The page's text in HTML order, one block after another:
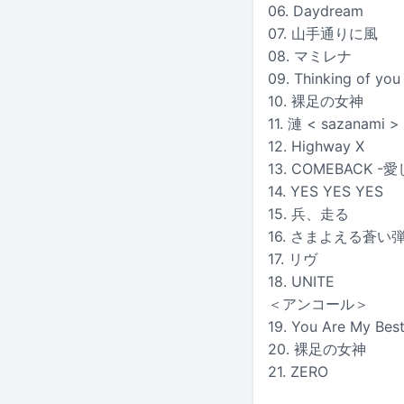
06. Daydream
07. 山手通りに風
08. マミレナ
09. Thinking of you
10. 裸足の女神
11. 漣 < sazanami >
12. Highway X
13. COMEBACK -愛
14. YES YES YES
15. 兵、走る
16. さまよえる蒼い
17. リヴ
18. UNITE
＜アンコール＞
19. You Are My Best
20. 裸足の女神
21. ZERO